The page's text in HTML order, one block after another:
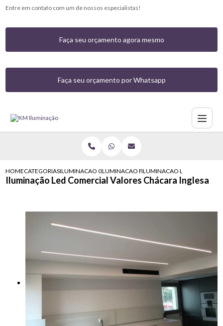
Entre em contato com um de nossos especialistas!
Faça seu orçamento agora mesmo
Faça seu orçamento por Whatsapp
HOMECATEGORIASILUMINACAO COMERCIALILUMINACAO FACHADA COMERCIAL
ILUMINACAO LED
Iluminação Led Comercial Valores Chácara Inglesa